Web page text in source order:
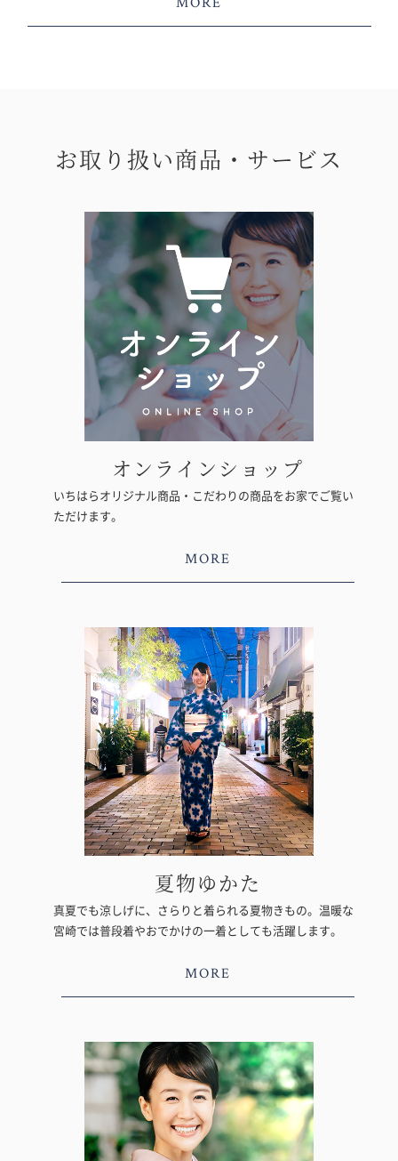
お取り扱い商品・サービス
オンラインショップ
いちはらオリジナル商品・こだわりの商品をお家でご覧い
ただけます。
MORE
夏物ゆかた
真夏でも涼しげに、さらりと着られる夏物きもの。温暖な
宮崎では普段着やおでかけの一着としても活躍します。
MORE